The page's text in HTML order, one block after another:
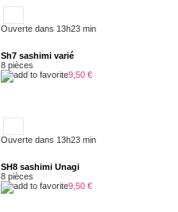
Ouverte dans 13h23 min
Sh7 sashimi varié
8 pièces
9,50 €
Ouverte dans 13h23 min
SH8 sashimi Unagi
8 pièces
9,50 €